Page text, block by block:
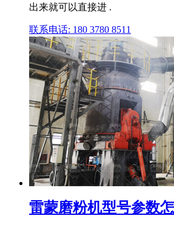
出来就可以直接进 .
联系电话: 180 3780 8511
雷蒙磨粉机型号参数